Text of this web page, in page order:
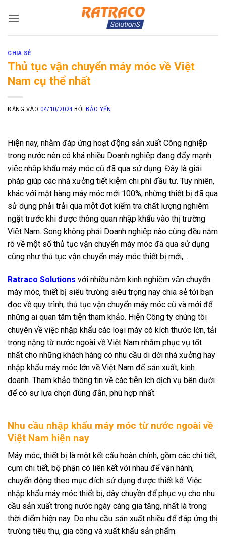
qua
CHIA SẺ
Thủ tục vận chuyển máy móc về Việt
Nam cụ thể nhất
ĐĂNG VÀO 04/10/2024 BỞIBẢO YẾN
Hiện nay, nhằm đáp ứng hoạt động sản xuất Công nghiệp
trong nước nên có khá nhiều Doanh nghiệp đang đẩy mạnh
việc nhập khẩu máy móc cũ đã qua sử dụng. Đây là giải
pháp giúp các nhà xưởng tiết kiệm chi phí đầu tư. Tuy nhiên,
khác với mặt hàng máy móc mới 100%, những thiết bị đã qua
sử dụng phải trải qua một đợt kiểm tra chất lượng nghiêm
ngặt trước khi được thông quan nhập khẩu vào thị trường
Việt Nam. Song không phải Doanh nghiệp nào cũng đều nắm
rõ về một số thủ tục vận chuyển máy móc đã qua sử dụng
cũng như thủ tục vận chuyển máy móc thiết bị mới,…
Ratraco Solutions với nhiều năm kinh nghiệm vận chuyển
máy móc, thiết bị siêu trường siêu trọng nay chia sẻ tới bạn
đọc về quy trình, thủ tục vận chuyển máy móc cũ và mới để
những ai quan tâm tiện tham khảo. Hiện Công ty chúng tôi
chuyên về việc nhập khẩu các loại máy có kích thước lớn, tải
trọng nặng từ nước ngoài về Việt Nam nhằm phục vụ tốt
nhất cho những khách hàng có nhu cầu di dời nhà xưởng hay
nhập khẩu máy móc lớn về Việt Nam để sản xuất, kinh
doanh. Tham khảo thông tin về các tiện ích dịch vụ bên dưới
để có sự lựa chọn đúng đắn, phù hợp nhất.
Nhu cầu nhập khẩu máy móc từ nước ngoài về
Việt Nam hiện nay
Máy móc, thiết bị là một kết cấu hoàn chỉnh, gồm các chi tiết,
cụm chi tiết, bộ phận có liên kết với nhau để vận hành,
chuyển động theo mục đích sử dụng được thiết kế. Việc
nhập khẩu máy móc thiết bị, dây chuyền để phục vụ cho nhu
cầu sản xuất trong nước ngày càng gia tăng, nhất là trong
thời điểm hiện nay. Do nhu cầu sản xuất nhiều để đáp ứng thị
trường tiêu thụ, gia công và xuất khẩu sản phẩm.